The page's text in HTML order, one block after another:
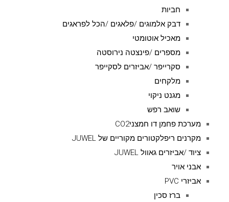
חביות
דבק אלמוגים /פלאגים /הכל לפראגים
מאכיל אוטומטי
מספרים /פינצטה נירוסטה
סקרייפר /אביזרים לסקייפר
מלקחים
מגנט ניקוי
שואב רפש
מערכת פחמן דו חמצניCO2
מקרנים ריפלקטורים מקוריים של JUWEL
ציוד /אביזרים גאוול JUWEL
אבני אויר
אביזרי PVC
ברז סכין